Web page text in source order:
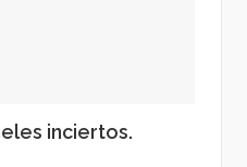
inciertos.